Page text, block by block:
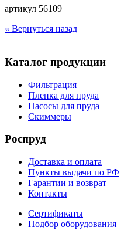
артикул 56109
« Вернуться назад
Каталог продукции
Фильтрация
Пленка для пруда
Насосы для пруда
Скиммеры
Роспруд
Доставка и оплата
Пункты выдачи по РФ
Гарантии и возврат
Контакты
Сертификаты
Подбор оборудования